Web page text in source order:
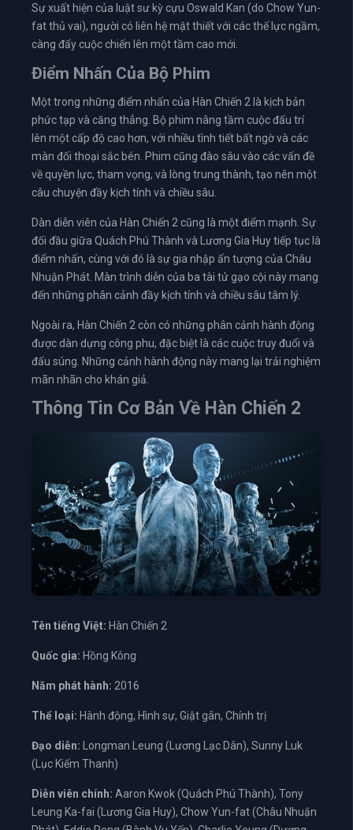
Sự xuất hiện của luật sư kỳ cựu Oswald Kan (do Chow Yun-
fat thủ vai), người có liên hệ mật thiết với các thế lực ngầm,
càng đẩy cuộc chiến lên một tầm cao mới.
Điểm Nhấn Của Bộ Phim
Một trong những điểm nhấn của Hàn Chiến 2 là kịch bản
phức tạp và căng thẳng. Bộ phim nâng tầm cuộc đấu trí
lên một cấp độ cao hơn, với nhiều tình tiết bất ngờ và các
màn đối thoại sắc bén. Phim cũng đào sâu vào các vấn đề
về quyền lực, tham vọng, và lòng trung thành, tạo nên một
câu chuyện đầy kịch tính và chiều sâu.
Dàn diễn viên của Hàn Chiến 2 cũng là một điểm mạnh. Sự
đối đầu giữa Quách Phú Thành và Lương Gia Huy tiếp tục là
điểm nhấn, cùng với đó là sự gia nhập ấn tượng của Châu
Nhuận Phát. Màn trình diễn của ba tài tử gạo cội này mang
đến những phân cảnh đầy kịch tính và chiều sâu tâm lý.
Ngoài ra, Hàn Chiến 2 còn có những phân cảnh hành động
được dàn dựng công phu, đặc biệt là các cuộc truy đuổi và
đấu súng. Những cảnh hành động này mang lại trải nghiệm
mãn nhãn cho khán giả.
Thông Tin Cơ Bản Về Hàn Chiến 2
Tên tiếng Việt: Hàn Chiến 2
Quốc gia: Hồng Kông
Năm phát hành: 2016
Thể loại: Hành động, Hình sự, Giật gân, Chính trị
Đạo diễn: Longman Leung (Lương Lạc Dân), Sunny Luk
(Lục Kiếm Thanh)
Diễn viên chính: Aaron Kwok (Quách Phú Thành), Tony
Leung Ka-fai (Lương Gia Huy), Chow Yun-fat (Châu Nhuận